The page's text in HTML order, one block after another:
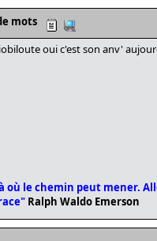
mots
oui c'est son anv'
où le chemin peut mener.
Ralph Waldo Emerson